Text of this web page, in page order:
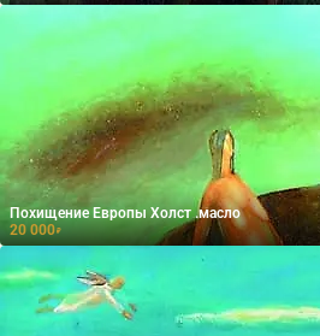
Похищение Европы Холст .масло
20 000₽